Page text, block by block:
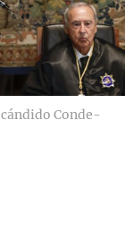
Conde-